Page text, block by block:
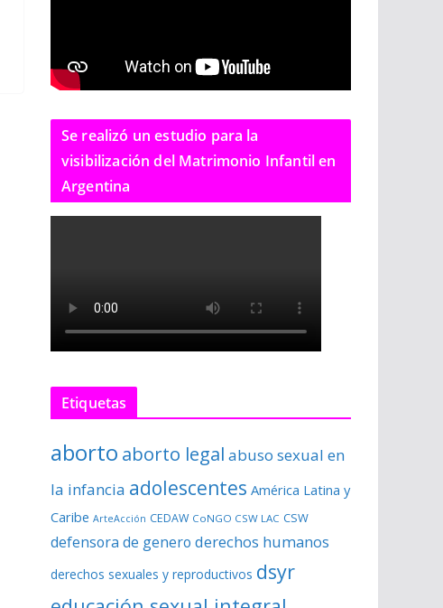
Se realizó un estudio para la
visibilización del Matrimonio Infantil en
Argentina
Etiquetas
aborto aborto legal abuso sexual en
la infancia adolescentes América Latina y
Caribe ArteAcción CEDAW CoNGO CSW LAC CSW
defensora de genero derechos humanos
derechos sexuales y reproductivos dsyr